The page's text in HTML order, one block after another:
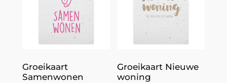
Groeikaart
Samenwonen
Groeikaart Nieuwe
woning